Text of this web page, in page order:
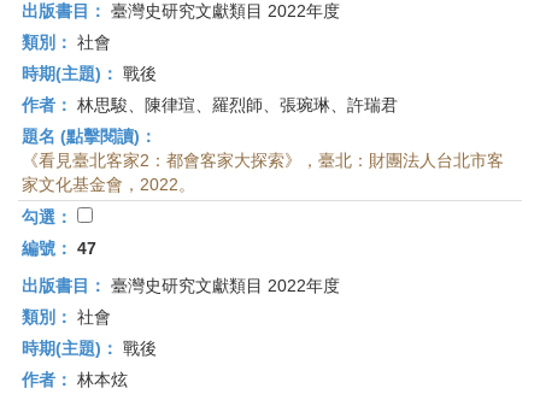
出版書目： 臺灣史研究文獻類目 2022年度
類別： 社會
時期(主題)： 戰後
作者： 林思駿、陳律瑄、羅烈師、張琬琳、許瑞君
題名 (點擊閱讀)：
《看見臺北客家2：都會客家大探索》，臺北：財團法人台北市客
家文化基金會，2022。
勾選：
編號： 47
出版書目： 臺灣史研究文獻類目 2022年度
類別： 社會
時期(主題)： 戰後
作者： 林本炫